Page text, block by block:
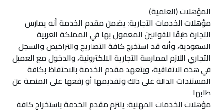
المؤهلات (العلمية)
مؤهلات الخدمات التجارية: يضمن مقدم الخدمة أنه يمارس
التجارة طبقًا للقوانين المعمول بها في المملكة العربية
السعودية، وأنه قد استخرج كافة التصاريح والتراخيص والسجل
التجاري اللازم لممارسة التجارية الالكترونية، والدخول مع العميل
في هذه الاتفاقية، ويتعهد مقدم الخدمة بالاحتفاظ بكافة
المستندات الدالة على ذلك وتقديمها أو رفعها على المنصة عن
طلبها.
مؤهلات الخدمات المهنية: يلتزم مقدم الخدمة باستخراج كافة